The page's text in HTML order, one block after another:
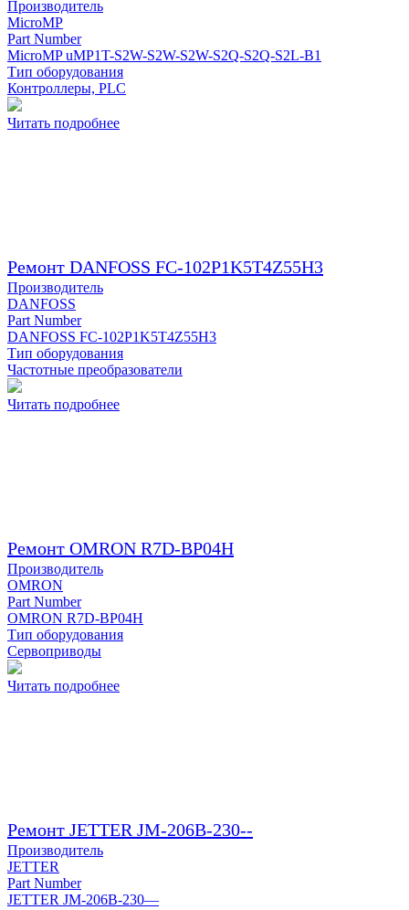
Производитель
MicroMP
Part Number
MicroMP uMP1T-S2W-S2W-S2W-S2Q-S2Q-S2L-B1
Тип оборудования
Контроллеры, PLC
Читать подробнее
Ремонт DANFOSS FC-102P1K5T4Z55H3
Производитель
DANFOSS
Part Number
DANFOSS FC-102P1K5T4Z55H3
Тип оборудования
Частотные преобразователи
Читать подробнее
Ремонт OMRON R7D-BP04H
Производитель
OMRON
Part Number
OMRON R7D-BP04H
Тип оборудования
Сервоприводы
Читать подробнее
Ремонт JETTER JM-206B-230--
Производитель
JETTER
Part Number
JETTER JM-206B-230—